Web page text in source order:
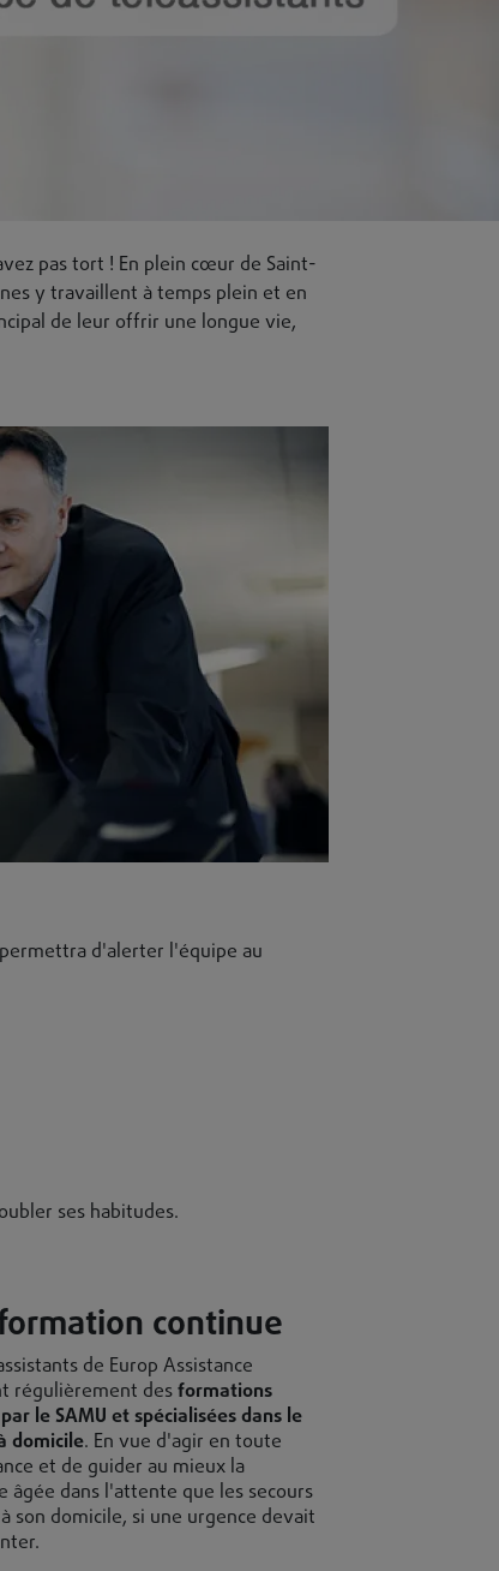
pas tort ! En plein cœur de Saint-
y travaillent à temps plein et en
de leur offrir une longue vie,
d'alerter l'équipe au
ses habitudes.
continue
de Europ Assistance
régulièrement desformations
le SAMU et spécialisées dans le
domicile. En vue d'agir en toute
et de guider au mieux la
âgée dans l'attente que les secours
son domicile, si une urgence devait